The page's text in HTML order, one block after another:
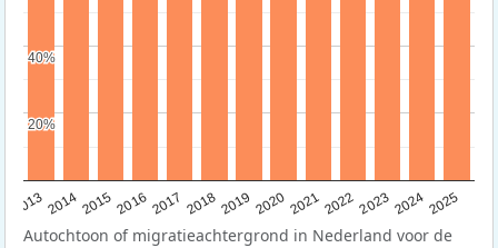
20132014201520162017 20182019 202020212022202320242025
20%
20%
40%
40%
Autochtoon of migratieachtergrond in Nederland voor de